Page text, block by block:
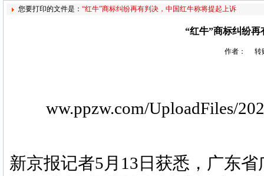
您要打印的文件是： “红牛”商标纠纷再有判决，中国红牛称将提起上诉
“红牛”商标纠纷
作者： 转
ww.ppzw.com/UploadFiles/
新京报记者5月13日获悉，广东